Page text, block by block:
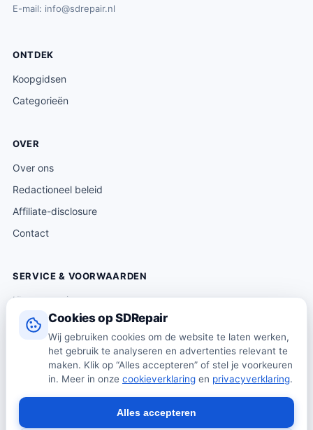
Cookies op SDRepair
Wij gebruiken cookies om de website te laten werken,
het gebruik te analyseren en advertenties relevant te
maken. Klik op “Alles accepteren” of stel je voorkeuren
in. Meer in onze cookieverklaring en privacyverklaring.
Alles accepteren
E-mail: info@sdrepair.nl
ONTDEK
Koopgidsen
Categorieën
OVER
Over ons
Redactioneel beleid
Affiliate-disclosure
Contact
SERVICE & VOORWAARDEN
Klantenservice
Verzending & levering
Retourneren
Algemene voorwaarden